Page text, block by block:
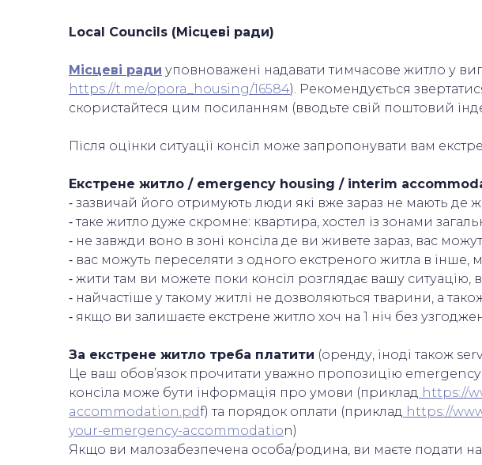
Local Councils (Місцеві ради)
Місцеві ради уповноважені надавати тимчасове житло у
https://t.me/opora_housing/16584). Рекомендується
скористайтеся цим посиланням (вводьте свій поштовий
Після оцінки ситуації консіл може запропонувати вам
Екстрене житло / emergency housing / interim
⁃ зазвичай його отримують люди які вже зараз не мають де
⁃ таке житло дуже скромне: квартира, хостел із зонами
⁃ не завжди воно в зоні консіла де ви живете зараз, вас
⁃ вас можуть переселяти з одного екстреного житла в інше,
⁃ жити там ви можете поки консіл розглядає вашу ситуацію,
⁃ найчастіше у такому житлі не дозволяються тварини, а
⁃ якщо ви залишаєте екстрене житло хоч на 1 ніч без
️За екстрене житло треба платити (оренду, іноді також
Це ваш обов’язок прочитати уважно пропозицію emergency
консіла може бути інформація про умови (приклад https://
accommodation.pdf) та порядок оплати (приклад https://
your-emergency-accommodation)
Якщо ви малозабезпечена особа/родина, ви маєте подати